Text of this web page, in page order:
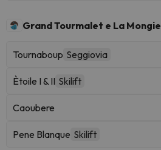
Grand Tourmalet e La Mongie
Tournaboup Seggiovia
Ètoile I & II Skilift
Caoubere
Pene Blanque Skilift